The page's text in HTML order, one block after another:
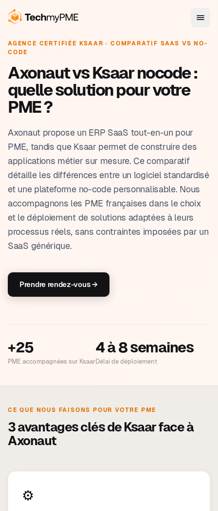
AGENCE CERTIFIÉE KSAAR · COMPARATIF SAAS VS NO-
CODE
Axonaut vs Ksaar nocode :
quelle solution pour votre
PME ?
Axonaut propose un ERP SaaS tout-en-un pour
PME, tandis que Ksaar permet de construire des
applications métier sur mesure. Ce comparatif
détaille les différences entre un logiciel standardisé
et une plateforme no-code personnalisable. Nous
accompagnons les PME françaises dans le choix
et le déploiement de solutions adaptées à leurs
processus réels, sans contraintes imposées par un
SaaS générique.
Prendre rendez-vous →
+25
PME accompagnées sur Ksaar
4 à 8 semaines
Délai de déploiement
CE QUE NOUS FAISONS POUR VOTRE PME
3 avantages clés de Ksaar face à
Axonaut
⚙️